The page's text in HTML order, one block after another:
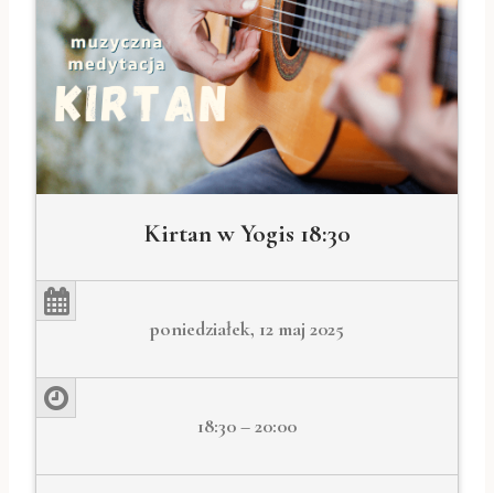
Kirtan w Yogis 18:30
poniedziałek, 12 maj 2025
18:30 – 20:00